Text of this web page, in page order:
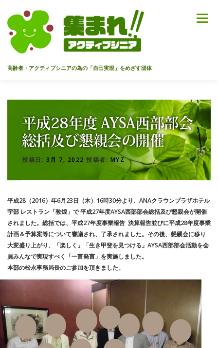
高齢者・アクティブシニアの為の「自己実現」をめざす団体
メニュー
HOME 代表あいさつ 私達について 今までのセミナー
メンバー 情報を募集中！ お問合せ 最新情報
プライバシーポリシー
平成28年度 AYSA西部部会
総括及び懇親会の開催
投稿日: 3月 7, 2022 投稿者: MYZ
平成28（2016）年6月23日（木）16時30分より、ANAクラウンプラザホテル
宇部 レストラン「敦煌」で 平成27年度AYSA西部部会総括及び懇親会が開催
されました。総括では、平成27年度事業報告 決算報告並びに平成28年度事業
計画＆予算案等について審議され、了承されました。その後、懇親会に移り
大変盛り上がり、「楽しく」「生き甲斐を見つける」AYSA西部部会活動を会
員みんなで実現すべく「一言発言」を実施しました。
本部の松永事務局長のご参加を頂きました。